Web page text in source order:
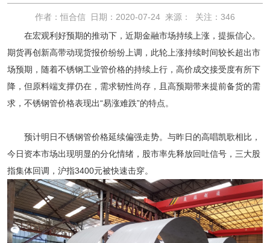
作者：恒合信 日期：2020-07-24 来源： 关注： 346
在宏观利好预期的推动下，近期金融市场持续上涨，提振信心。
期货再创新高带动现货报价纷纷上调，此轮上涨持续时间较长超出市
场预期，随着不锈钢工业管价格的持续上行，高价成交接受度有所下
降，但原料端支撑仍在，需求韧性尚存，且高预期带来提前备货的需
求，不锈钢管价格表现出“易涨难跌”的特点。
预计明日不锈钢管价格延续偏强走势。与昨日的高唱凯歌相比，
今日资本市场出现明显的分化情绪，股市率先释放回吐信号，三大股
指集体回调，沪指3400元被快速击穿。